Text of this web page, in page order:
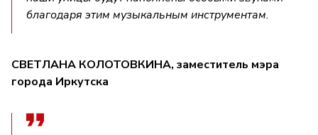
благодаря этим музыкальным инструментам.
СВЕТЛАНА КОЛОТОВКИНА, заместитель мэра
города Иркутска